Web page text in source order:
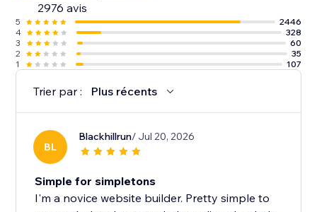
2976 avis
5
2446
4
328
3
60
2
35
1
107
Trier par : Plus récents
BL
Blackhillrun/ Jul 20, 2026
Simple for simpletons
I'm a novice website builder. Pretty simple to